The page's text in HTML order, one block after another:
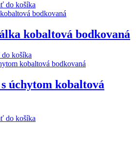
do košíka
kobaltová bodkovaná
košíka
úchytom kobaltová
do košíka